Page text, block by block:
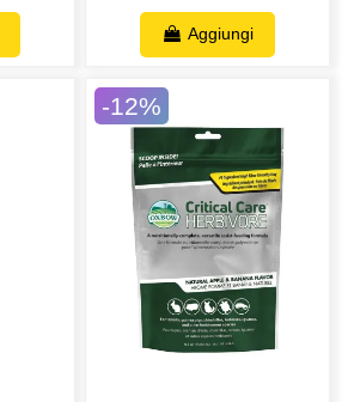
Aggiungi
-12%